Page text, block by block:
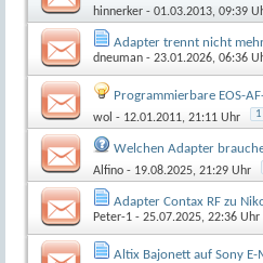
hinnerker - 01.03.2013, 09:39
Adapter trennt nicht mehr
dneuman - 23.01.2026, 06:36
Programmierbare EOS-
wol - 12.01.2011, 21:11 Uhr 1
Welchen Adapter
Alfino - 19.08.2025, 21:29 Uhr
Adapter Contax RF zu
Peter-1 - 25.07.2025, 22:36 Uhr
Altix Bajonett auf Sony E-